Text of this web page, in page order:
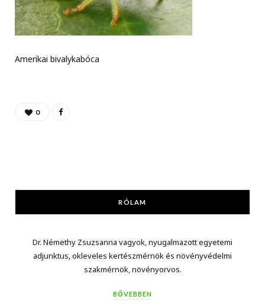
Amerikai bivalykabóca
0
RÓLAM
Dr. Némethy Zsuzsanna vagyok, nyugalmazott egyetemi
adjunktus, okleveles kertészmérnök és növényvédelmi
szakmérnök, növényorvos.
BŐVEBBEN